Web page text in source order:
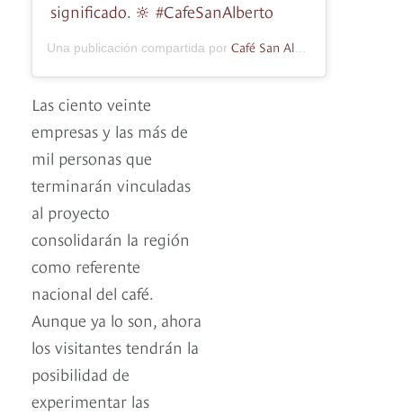
significado. 🔆 #CafeSanAlberto
Una publicación compartida por Café San Alberto
Las ciento veinte
empresas y las más de
mil personas que
terminarán vinculadas
al proyecto
consolidarán la región
como referente
nacional del café.
Aunque ya lo son, ahora
los visitantes tendrán la
posibilidad de
experimentar las